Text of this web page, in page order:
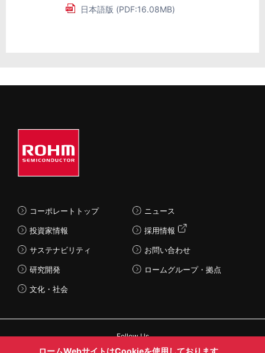
日本語版 (PDF:16.08MB)
コーポレートトップ
投資家情報
サステナビリティ
研究開発
文化・社会
ニュース
採用情報
お問い合わせ
ロームグループ・拠点
Follow Us
ロームWebサイトはCookieを使用しております。